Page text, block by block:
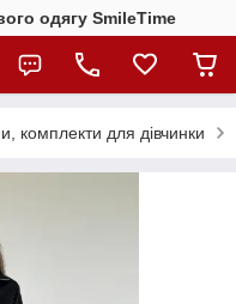
одягу SmileTime
комплекти для дівчинки